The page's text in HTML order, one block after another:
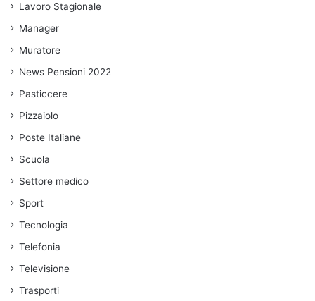
Lavoro Stagionale
Manager
Muratore
News Pensioni 2022
Pasticcere
Pizzaiolo
Poste Italiane
Scuola
Settore medico
Sport
Tecnologia
Telefonia
Televisione
Trasporti